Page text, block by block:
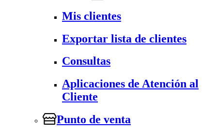
Mis clientes
Exportar lista de clientes
Consultas
Aplicaciones de Atención al
Cliente
Punto de venta